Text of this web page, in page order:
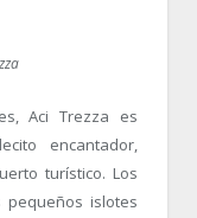
Aci Trezza es
encantador,
turístico. Los
islotes